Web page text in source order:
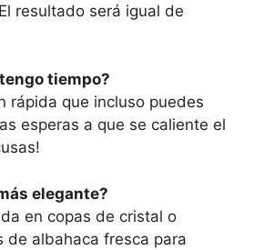
resultado será igual de
tiempo?
rápida que incluso puedes
esperas a que se caliente el
elegante?
en copas de cristal o
de albahaca fresca para